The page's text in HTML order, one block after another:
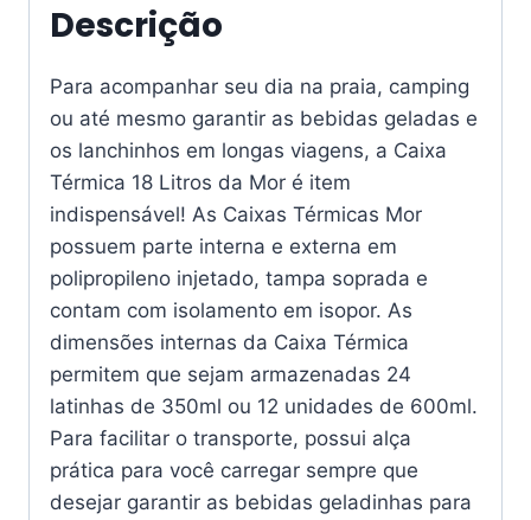
Descrição
Para acompanhar seu dia na praia, camping
ou até mesmo garantir as bebidas geladas e
os lanchinhos em longas viagens, a Caixa
Térmica 18 Litros da Mor é item
indispensável! As Caixas Térmicas Mor
possuem parte interna e externa em
polipropileno injetado, tampa soprada e
contam com isolamento em isopor. As
dimensões internas da Caixa Térmica
permitem que sejam armazenadas 24
latinhas de 350ml ou 12 unidades de 600ml.
Para facilitar o transporte, possui alça
prática para você carregar sempre que
desejar garantir as bebidas geladinhas para